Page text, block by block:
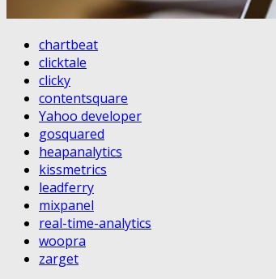
chartbeat
clicktale
clicky
contentsquare
Yahoo developer
gosquared
heapanalytics
kissmetrics
leadferry
mixpanel
real-time-analytics
woopra
zarget